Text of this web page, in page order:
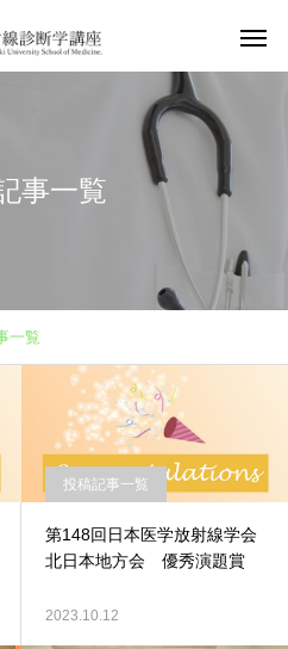
事一覧
一覧
投稿記事一覧
第148回日本医学放射線学会
北日本地方会 優秀演題賞
2023.10.12